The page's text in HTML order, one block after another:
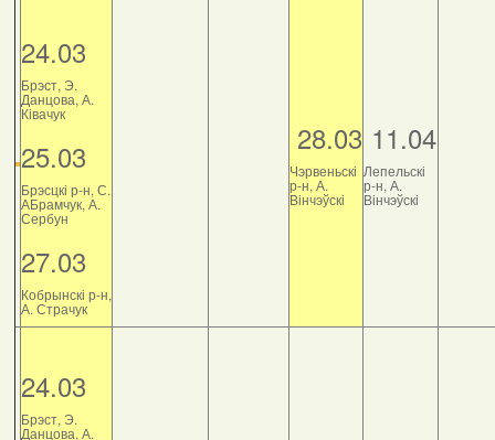
24.03
Брэст, Э.
Данцова, А.
Ківачук
25.03
Брэсцкі р-н, С.
АБрамчук, А.
Сербун
27.03
Кобрынскі р-н,
А. Страчук
28.03
Чэрвеньскі
р-н, А.
Вінчэўскі
11.04
Лепельскі
р-н, А.
Вінчэўскі
24.03
Брэст, Э.
Данцова, А.